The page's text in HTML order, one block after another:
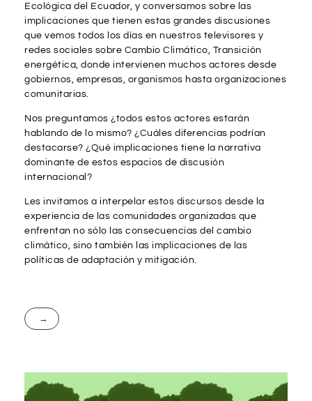
Ecológica del Ecuador, y conversamos sobre las
implicaciones que tienen estas grandes discusiones
que vemos todos los días en nuestros televisores y
redes sociales sobre Cambio Climático, Transición
energética, donde intervienen muchos actores desde
gobiernos, empresas, organismos hasta organizaciones
comunitarias.
Nos preguntamos ¿todos estos actores estarán
hablando de lo mismo? ¿Cuáles diferencias podrían
destacarse? ¿Qué implicaciones tiene la narrativa
dominante de estos espacios de discusión
internacional?
Les invitamos a interpelar estos discursos desde la
experiencia de las comunidades organizadas que
enfrentan no sólo las consecuencias del cambio
climático, sino también las implicaciones de las
políticas de adaptación y mitigación.